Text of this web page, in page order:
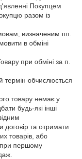
Покупцем
разом із
визначеним пп.
в обміні
при обміні за п.
термін обчислюється
товару немає у
будь-які інші
договір та отримати
товарів, або
при першому